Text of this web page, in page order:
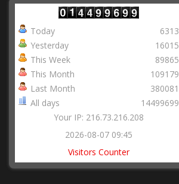
Today
Yesterday
This Week
This Month
Last Month
All days
6313
16015
89865
109179
380081
14499699
Your IP: 216.73.216.208
2026-08-07 09:45
Visitors Counter